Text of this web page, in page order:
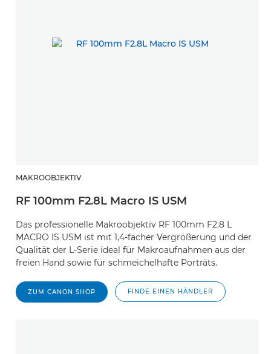
MAKROOBJEKTIV
RF 100mm F2.8L Macro IS USM
Das professionelle Makroobjektiv RF 100mm F2.8 L
MACRO IS USM ist mit 1,4-facher Vergrößerung und der
Qualität der L-Serie ideal für Makroaufnahmen aus der
freien Hand sowie für schmeichelhafte Porträts.
ZUM CANON SHOP FINDE EINEN HÄNDLER